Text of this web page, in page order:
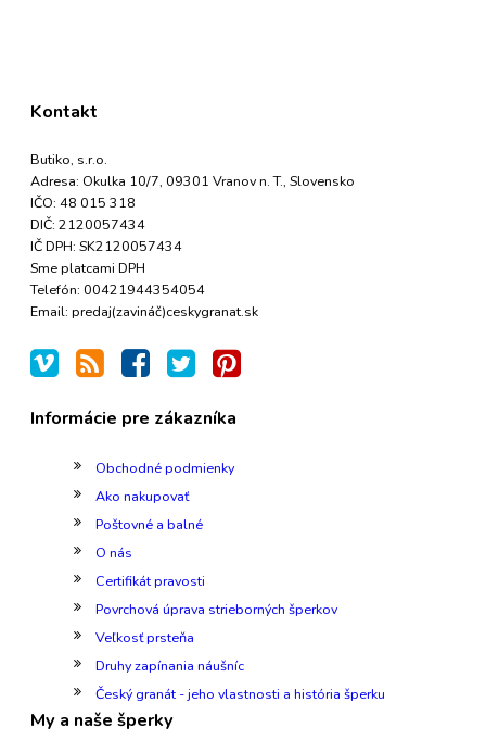
Kontakt
Butiko, s.r.o.
Adresa: Okulka 10/7, 09301 Vranov n. T., Slovensko
IČO: 48 015 318
DIČ: 2120057434
IČ DPH: SK2120057434
Sme platcami DPH
Telefón: 00421944354054
Email: predaj(zavináč)ceskygranat.sk
Informácie pre zákazníka
Obchodné podmienky
Ako nakupovať
Poštovné a balné
O nás
Certifikát pravosti
Povrchová úprava strieborných šperkov
Veľkosť prsteňa
Druhy zapínania náušníc
Český granát - jeho vlastnosti a história šperku
My a naše šperky